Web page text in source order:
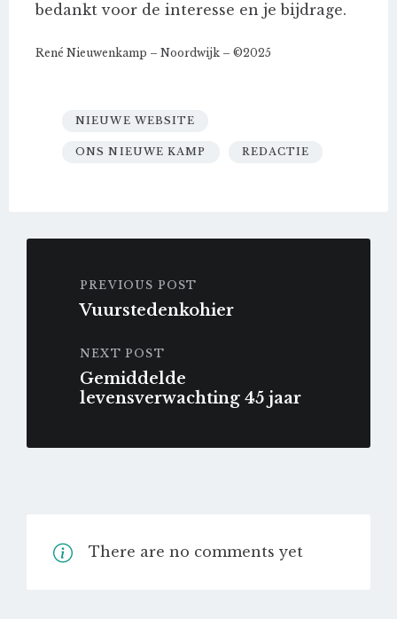
bedankt voor de interesse en je bijdrage.
René Nieuwenkamp – Noordwijk – ©2025
NIEUWE WEBSITE
ONS NIEUWE KAMP REDACTIE
PREVIOUS POST
Vuurstedenkohier
NEXT POST
Gemiddelde
levensverwachting 45 jaar
There are no comments yet